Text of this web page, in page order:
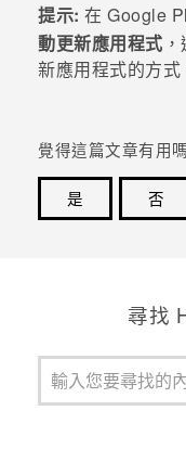
提示: 在 Google
動更新應用程式
新應用程式的方式
覺得這篇文章有用
是
否
尋找